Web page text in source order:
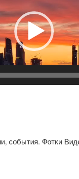
события. Фотки